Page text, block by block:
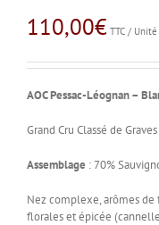
110,00€ TTC / Unité
AOC Pessac-Léognan –
Grand Cru Classé de Graves
Assemblage : 70%
Nez complexe, arômes de
florales et épicée